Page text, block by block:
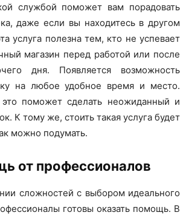
службой поможет вам порадовать
даже если вы находитесь в другом
услуга полезна тем, кто не успевает
магазин перед работой или после
дня. Появляется возможность
на любое удобное время и место.
поможет сделать неожиданный и
К тому же, стоить такая услуга будет
можно подумать.
от профессионалов
сложностей с выбором идеального
готовы оказать помощь. В